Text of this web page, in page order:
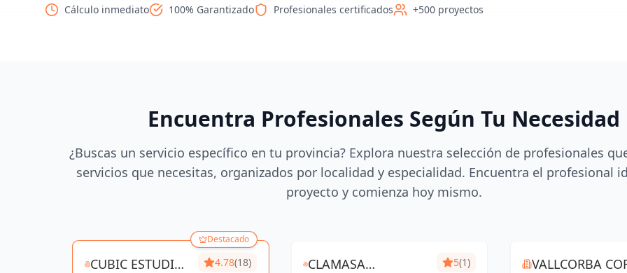
Cálculo inmediato
100% Garantizado Profesionales certificados +500 proyectos
Encuentra Profesionales Según Tu Necesidad
¿Buscas un servicio específico en tu provincia? Explora nuestra selección de profesionales
servicios que necesitas, organizados por localidad y especialidad. Encuentra el profesional
proyecto y comienza hoy mismo.
Destacado
CUBIC ESTUDI
4.78(18)
CLAMASA
5(1)
VALLCORBA